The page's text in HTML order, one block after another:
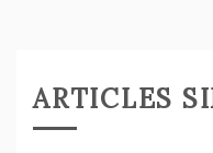
ARTICLES